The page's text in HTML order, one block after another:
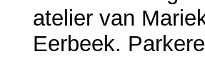
atelier van
Eerbeek.